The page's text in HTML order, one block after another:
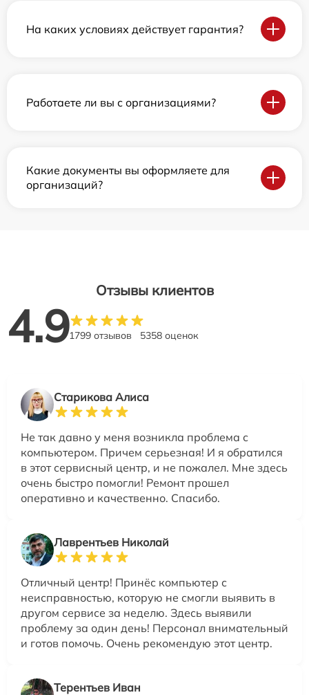
На каких условиях действует гарантия?
Работаете ли вы с организациями?
Какие документы вы оформляете для
организаций?
Отзывы клиентов
4.91799 отзывов 5358 оценок
Старикова Алиса
Не так давно у меня возникла проблема с
компьютером. Причем серьезная! И я обратился
в этот сервисный центр, и не пожалел. Мне здесь
очень быстро помогли! Ремонт прошел
оперативно и качественно. Спасибо.
Лаврентьев Николай
Отличный центр! Принёс компьютер с
неисправностью, которую не смогли выявить в
другом сервисе за неделю. Здесь выявили
проблему за один день! Персонал внимательный
и готов помочь. Очень рекомендую этот центр.
Терентьев Иван